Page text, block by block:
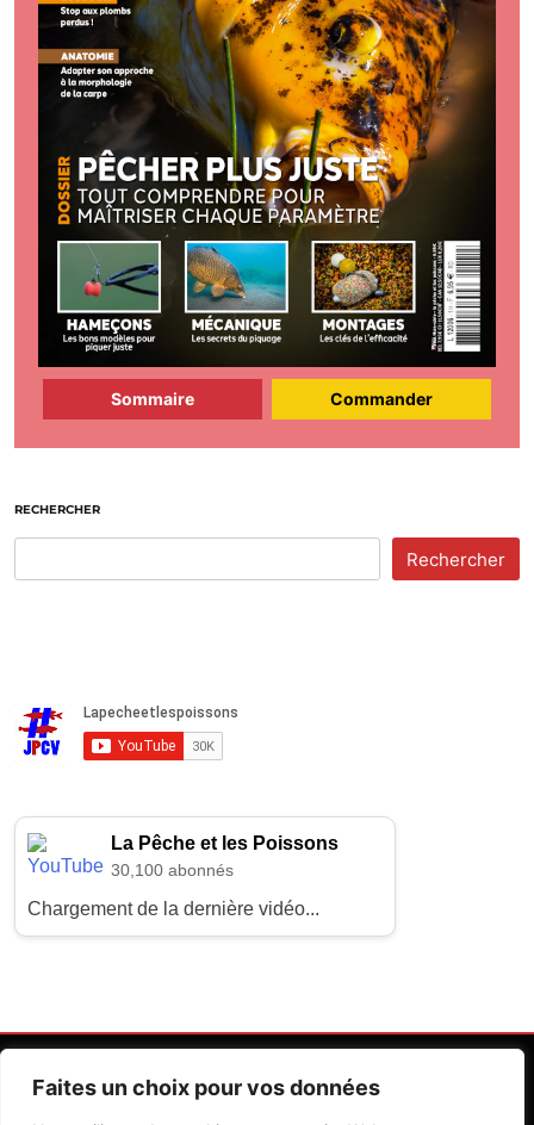
Faites un choix pour vos données
Sommaire Commander
RECHERCHER
Rechercher
La Pêche et les Poissons
30,100 abonnés
Chargement de la dernière vidéo...